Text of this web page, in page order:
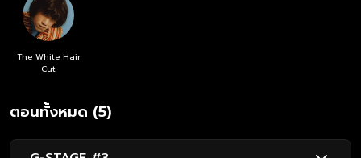
The White Hair
Cut
ตอนทั้งหมด (5)